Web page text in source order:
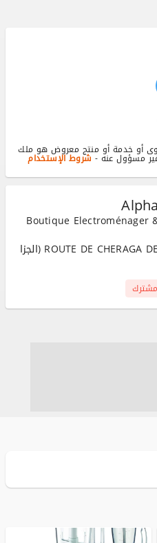
أو خدمة أو منتج معروض هو ملك
مسؤول عنه - شروط الإستخدام
Boutique Electroménager
09 ROUTE DE CHERAGA DELY BRAHIM (الجزا